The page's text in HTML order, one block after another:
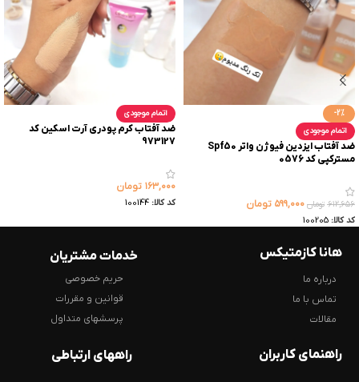
-2%
اتمام موجودی
ضد آفتاب ایزدین فیوژن واتر Spf50
مسترکپی کد 0576
۶۱۲,۶۵۶ تومان ۵۹۹,۰۰۰ تومان
کد کالا: 100205
اتمام موجودی
ضد آفتاب کرم پودری آرت اسکین کد
973127
۱۶۳,۰۰۰ تومان
کد کالا: 100144
هانا کازمتیکس
درباره ما
تماس با ما
مقالات
خدمات مشتریان
حریم خصوصی
قوانین و مقررات
پرسشهای متداول
راهنمای کاربران راههای ارتباطی